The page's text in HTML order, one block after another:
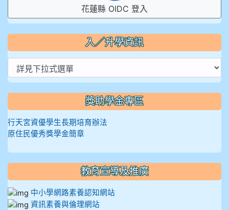
花蓮縣 OIDC 登入
入／升學資訊
獎助學金專區
行天宮資優學生長期培育辦法
原住民優秀獎學金簡章
教育宣導及推廣
中小學網路素養認知網站
資訊素養與倫理網站